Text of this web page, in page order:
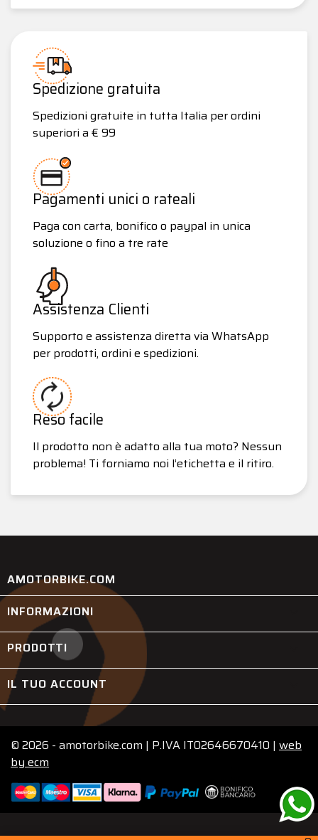
Spedizione gratuita
Spedizioni gratuite in tutta Italia per ordini
superiori a € 99
Pagamenti unici o rateali
Paga con carta, bonifico o paypal in unica
soluzione o fino a tre rate
Assistenza Clienti
Supporto e assistenza diretta via WhatsApp
per prodotti, ordini e spedizioni.
Reso facile
Il prodotto non è adatto alla tua moto? Nessun
problema! Ti forniamo noi l’etichetta e il ritiro.
AMOTORBIKE.COM
INFORMAZIONI
PRODOTTI
IL TUO ACCOUNT
© 2026 - amotorbike.com | P.IVA IT02646670410 | web
byecm